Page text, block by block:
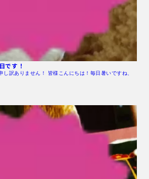
です！
し訳ありません！ 皆様こんにちは！毎日暑いですね、